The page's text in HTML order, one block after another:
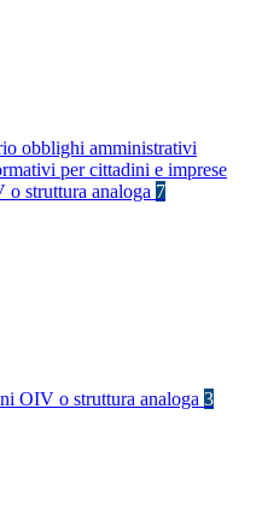
obblighi amministrativi
per cittadini e imprese
struttura analoga 7
OIV o struttura analoga 3